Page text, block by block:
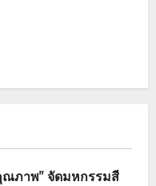
ณภาพ" จัดมหกรรมสี